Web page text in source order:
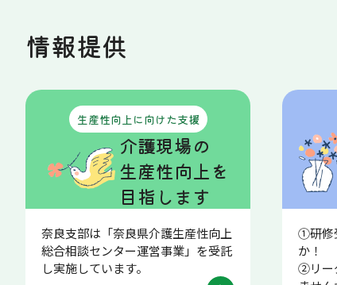
情報提供
生産性向上に向けた支援
介護現場の
生産性向上を
目指します
奈良支部は「奈良県介護生産性向上
総合相談センター運営事業」を受託
し実施しています。
①研修
②リー